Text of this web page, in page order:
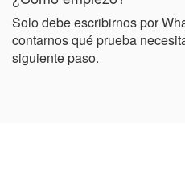
Solo debe escribirnos por
contarnos qué prueba
siguiente paso.